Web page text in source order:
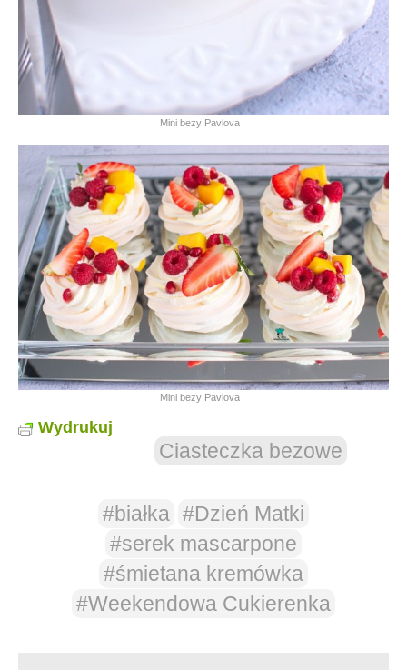
Mini bezy Pavlova
Mini bezy Pavlova
Wydrukuj
Ciasteczka bezowe
#białka #Dzień Matki
#serek mascarpone
#śmietana kremówka
#Weekendowa Cukierenka